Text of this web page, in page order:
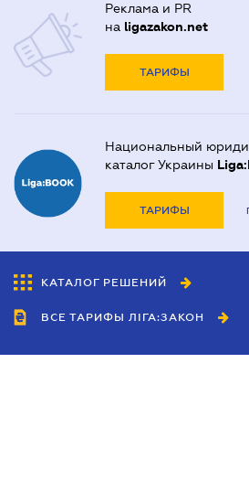
Реклама и PR
на ligazakon.net
ТАРИФЫ
Национальный
каталог Украины
ТАРИФЫ
КАТАЛОГ РЕШЕНИЙ
ВСЕ ТАРИФЫ ЛІГА:ЗАКОН